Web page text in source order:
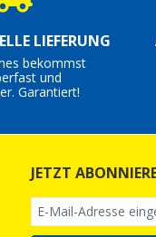
LIEFERUNG
bekommst
und
Garantiert!
JETZT